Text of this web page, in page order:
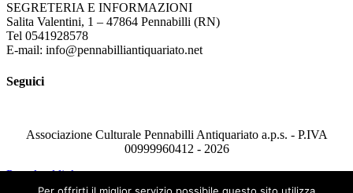
SEGRETERIA E INFORMAZIONI
Salita Valentini, 1 – 47864 Pennabilli (RN)
Tel 0541928578
E-mail: info@pennabilliantiquariato.net
Seguici
Associazione Culturale Pennabilli Antiquariato a.p.s. - P.IVA
00999960412 - 2026
Page load link